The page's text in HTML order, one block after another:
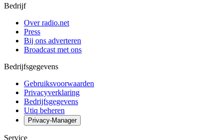
Bedrijf
Over radio.net
Press
Bij ons adverteren
Broadcast met ons
Bedrijfsgegevens
Gebruiksvoorwaarden
Privacyverklaring
Bedrijfsgegevens
Utiq beheren
Privacy-Manager
Service